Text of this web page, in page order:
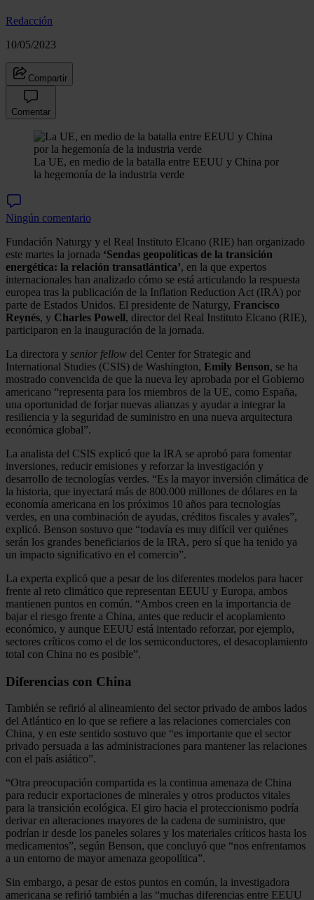
Redacción
10/05/2023
Compartir
Comentar
La UE, en medio de la batalla entre EEUU y China por
la hegemonía de la industria verde
Ningún comentario
Fundación Naturgy y el Real Instituto Elcano (RIE) han organizado
este martes la jornada ‘Sendas geopolíticas de la transición
energética: la relación transatlántica’, en la que expertos
internacionales han analizado cómo se está articulando la respuesta
europea tras la publicación de la Inflation Reduction Act (IRA) por
parte de Estados Unidos. El presidente de Naturgy, Francisco
Reynés, y Charles Powell, director del Real Instituto Elcano (RIE),
participaron en la inauguración de la jornada.
La directora y senior fellow del Center for Strategic and
International Studies (CSIS) de Washington, Emily Benson, se ha
mostrado convencida de que la nueva ley aprobada por el Gobierno
americano “representa para los miembros de la UE, como España,
una oportunidad de forjar nuevas alianzas y ayudar a integrar la
resiliencia y la seguridad de suministro en una nueva arquitectura
económica global”.
La analista del CSIS explicó que la IRA se aprobó para fomentar
inversiones, reducir emisiones y reforzar la investigación y
desarrollo de tecnologías verdes. “Es la mayor inversión climática de
la historia, que inyectará más de 800.000 millones de dólares en la
economía americana en los próximos 10 años para tecnologías
verdes, en una combinación de ayudas, créditos fiscales y avales”,
explicó. Benson sostuvo que “todavía es muy difícil ver quiénes
serán los grandes beneficiarios de la IRA, pero sí que ha tenido ya
un impacto significativo en el comercio”.
La experta explicó que a pesar de los diferentes modelos para hacer
frente al reto climático que representan EEUU y Europa, ambos
mantienen puntos en común. “Ambos creen en la importancia de
bajar el riesgo frente a China, antes que reducir el acoplamiento
económico, y aunque EEUU está intentado reforzar, por ejemplo,
sectores críticos como el de los semiconductores, el desacoplamiento
total con China no es posible”.
Diferencias con China
También se refirió al alineamiento del sector privado de ambos lados
del Atlántico en lo que se refiere a las relaciones comerciales con
China, y en este sentido sostuvo que “es importante que el sector
privado persuada a las administraciones para mantener las relaciones
con el país asiático”.
“Otra preocupación compartida es la continua amenaza de China
para reducir exportaciones de minerales y otros productos vitales
para la transición ecológica. El giro hacia el proteccionismo podría
derivar en alteraciones mayores de la cadena de suministro, que
podrían ir desde los paneles solares y los materiales críticos hasta los
medicamentos”, según Benson, que concluyó que “nos enfrentamos
a un entorno de mayor amenaza geopolítica”.
Sin embargo, a pesar de estos puntos en común, la investigadora
americana se refirió también a las “muchas diferencias entre EEUU